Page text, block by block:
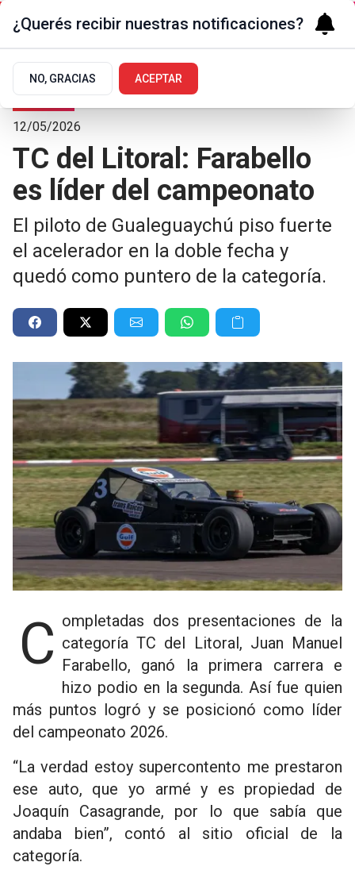
Deportes
12/05/2026
TC del Litoral: Farabello
es líder del campeonato
El piloto de Gualeguaychú piso fuerte
el acelerador en la doble fecha y
quedó como puntero de la categoría.
Completadas dos presentaciones de la categoría TC del Litoral, Juan Manuel
Farabello, ganó la primera carrera e
hizo podio en la segunda. Así fue quien
más puntos logró y se posicionó como líder
del campeonato 2026.
“La verdad estoy supercontento me prestaron
ese auto, que yo armé y es propiedad de
Joaquín Casagrande, por lo que sabía que
andaba bien”, contó al sitio oficial de la
categoría.
¿Querés recibir nuestras notificaciones?
NO, GRACIAS ACEPTAR